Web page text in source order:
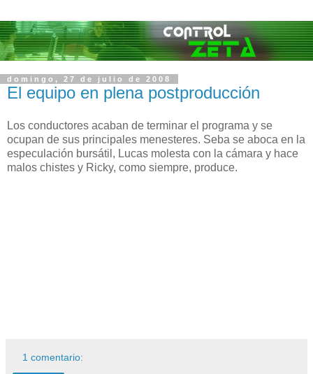
domingo, 27 de julio de 2008
El equipo en plena postproducción
Los conductores acaban de terminar el programa y se
ocupan de sus principales menesteres. Seba se aboca en la
especulación bursátil, Lucas molesta con la cámara y hace
malos chistes y Ricky, como siempre, produce.
1 comentario: